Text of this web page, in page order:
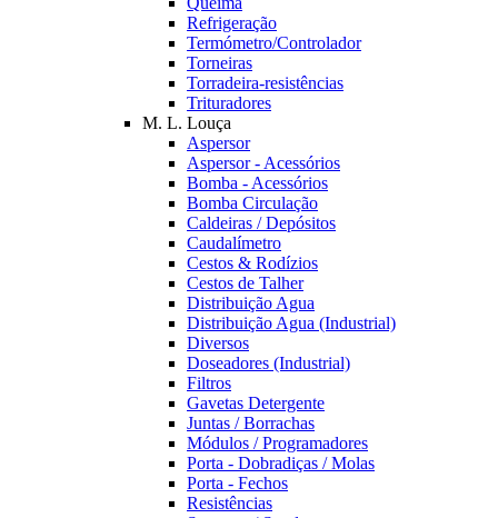
Refrigeração
Termómetro/Controlador
Torneiras
Torradeira-resistências
Trituradores
M. L. Louça
Aspersor
Aspersor - Acessórios
Bomba - Acessórios
Bomba Circulação
Caldeiras / Depósitos
Caudalímetro
Cestos & Rodízios
Cestos de Talher
Distribuição Agua
Distribuição Agua (Industrial)
Diversos
Doseadores (Industrial)
Filtros
Gavetas Detergente
Juntas / Borrachas
Módulos / Programadores
Porta - Dobradiças / Molas
Porta - Fechos
Resistências